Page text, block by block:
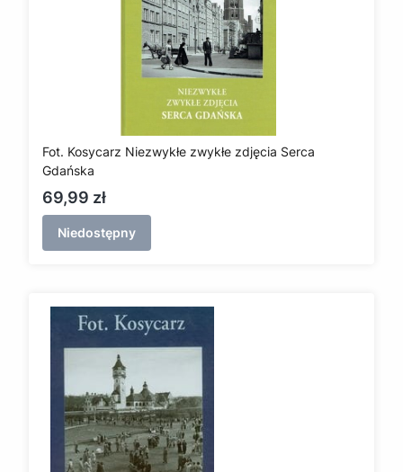
Fot. Kosycarz Niezwykłe zwykłe zdjęcia Serca
Gdańska
Cena
69,99 zł
Niedostępny